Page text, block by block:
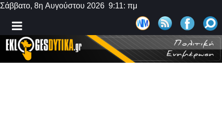
Σάββατο, 8η Αυγούστου 2026 9:11: πμ